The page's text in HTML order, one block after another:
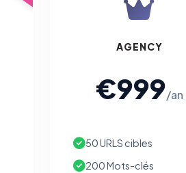
AGENCY
€999/an
50 URLS cibles
200 Mots-clés